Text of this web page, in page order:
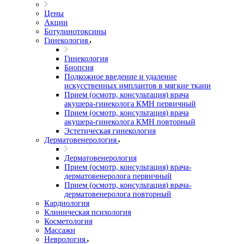
Цены
Акции
Ботулинотоксины
Гинекология
Гинекология
Биопсия
Подкожное введение и удаление
искусственных имплантов в мягкие ткани
Прием (осмотр, консультация) врача
акушера-гинеколога КМН первичный
Прием (осмотр, консультация) врача
акушера-гинеколога КМН повторный
Эстетическая гинекология
Дерматовенерология
Дерматовенерология
Прием (осмотр, консультация) врача-
дерматовенеролога первичный
Прием (осмотр, консультация) врача-
дерматовенеролога повторный
Кардиология
Клиническая психология
Косметология
Массажи
Неврология